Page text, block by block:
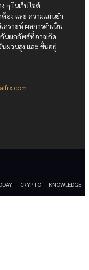
ๆ ในเว็บไซต์
ต้อง และ ความแม่นยำ
คราะห์ ผลการดำเนิน
นผลลัพธ์ที่อาจเกิด
ผวนสูง และ ขึ้นอยู่
CRYPTO KNOWLEDGE